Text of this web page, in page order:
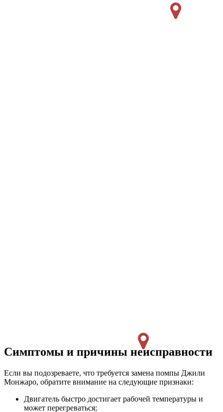
Симптомы и причины неисправности
Если вы подозреваете, что требуется замена помпы Джили
Монжаро, обратите внимание на следующие признаки:
Двигатель быстро достигает рабочей температуры и
может перегреваться;